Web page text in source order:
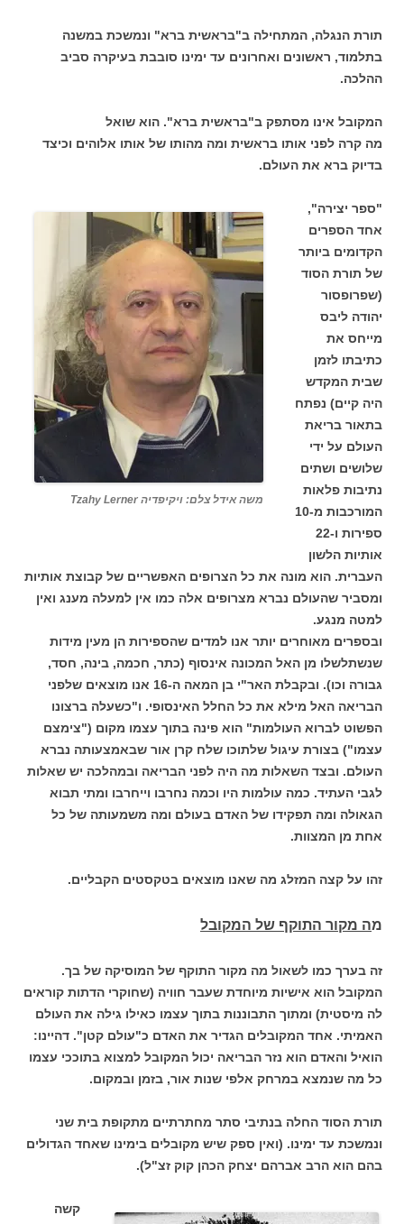
תורת הנגלה, המתחילה ב"בראשית ברא" ונמשכת במשנה
בתלמוד, ראשונים ואחרונים עד ימינו סובבת בעיקרה סביב
ההלכה.
המקובל אינו מסתפק ב"בראשית ברא". הוא שואל
מה קרה לפני אותו בראשית ומה מהותו של אותו אלוהים וכיצד
בדיוק ברא את העולם.
משה אידל צלם: ויקיפדיה Tzahy Lerner
"ספר יצירה",
אחד הספרים
הקדומים ביותר
של תורת הסוד
(שפרופסור
יהודה ליבס
מייחס את
כתיבתו לזמן
שבית המקדש
היה קיים) נפתח
בתאור בריאת
העולם על ידי
שלושים ושתים
נתיבות פלאות
המורכבות מ-10
ספירות ו-22
אותיות הלשון
העברית. הוא מונה את כל הצרופים האפשריים של קבוצת אותיות
ומסביר שהעולם נברא מצרופים אלה כמו אין למעלה מענג ואין
למטה מנגע.
ובספרים מאוחרים יותר אנו למדים שהספירות הן מעין מידות
שנשתלשלו מן האל המכונה אינסוף (כתר, חכמה, בינה, חסד,
גבורה וכו). ובקבלת האר"י בן המאה ה-16 אנו מוצאים שלפני
הבריאה האל מילא את כל החלל האינסופי. ו"כשעלה ברצונו
הפשוט לברוא העולמות" הוא פינה בתוך עצמו מקום ("צימצם
עצמו") בצורת עיגול שלתוכו שלח קרן אור שבאמצעותה נברא
העולם. ובצד השאלות מה היה לפני הבריאה ובמהלכה יש שאלות
לגבי העתיד. כמה עולמות היו וכמה נחרבו וייחרבו ומתי תבוא
הגאולה ומה תפקידו של האדם בעולם ומה משמעותה של כל
אחת מן המצוות.
זהו על קצה המזלג מה שאנו מוצאים בטקסטים הקבליים.
מה מקור התוקף של המקובל
זה בערך כמו לשאול מה מקור התוקף של המוסיקה של בך.
המקובל הוא אישיות מיוחדת שעבר חוויה (שחוקרי הדתות קוראים
לה מיסטית) ומתוך התבוננות בתוך עצמו כאילו גילה את העולם
האמיתי. אחד המקובלים הגדיר את האדם כ"עולם קטן". דהיינו:
הואיל והאדם הוא נזר הבריאה יכול המקובל למצוא בתוככי עצמו
כל מה שנמצא במרחק אלפי שנות אור, בזמן ובמקום.
תורת הסוד החלה בנתיבי סתר מחתרתיים מתקופת בית שני
ונמשכת עד ימינו. (ואין ספק שיש מקובלים בימינו שאחד הגדולים
בהם הוא הרב אברהם יצחק הכהן קוק זצ"ל).
קשה